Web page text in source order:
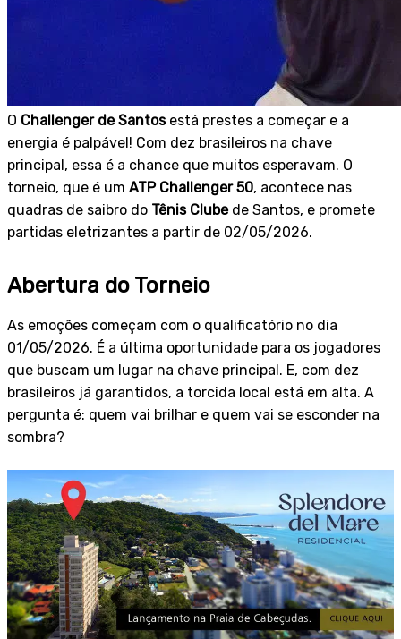
O Challenger de Santosestá prestes a começar e a
energia é palpável! Com dez brasileiros na chave
principal, essa é a chance que muitos esperavam. O
torneio, que é um ATP Challenger 50, acontece nas
quadras de saibro do Tênis Clubede Santos, e promete
partidas eletrizantes a partir de 02/05/2026.
Abertura do Torneio
As emoções começam com o qualificatório no dia
01/05/2026. É a última oportunidade para os jogadores
que buscam um lugar na chave principal. E, com dez
brasileiros já garantidos, a torcida local está em alta. A
pergunta é: quem vai brilhar e quem vai se esconder na
sombra?